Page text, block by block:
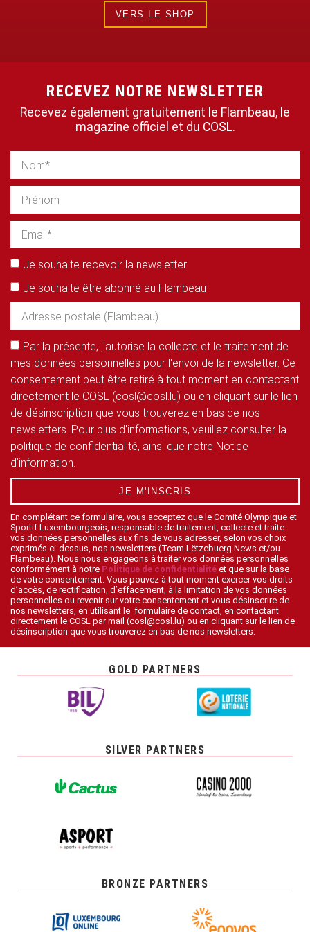
VERS LE SHOP
RECEVEZ NOTRE NEWSLETTER
Recevez également gratuitement le Flambeau, le
magazine officiel et du COSL.
Je souhaite recevoir la newsletter
Je souhaite être abonné au Flambeau
Par la présente, j'autorise la collecte et le traitement de
mes données personnelles pour l'envoi de la newsletter. Ce
consentement peut être retiré à tout moment en contactant
directement le COSL (cosl@cosl.lu) ou en cliquant sur le lien
de désinscription que vous trouverez en bas de nos
newsletters. Pour plus d'informations, veuillez consulter la
politique de confidentialité, ainsi que notre Notice
d'information.
JE M'INSCRIS
En complétant ce formulaire, vous acceptez que le Comité Olympique et
Sportif Luxembourgeois, responsable de traitement, collecte et traite
vos données personnelles aux fins de vous adresser, selon vos choix
exprimés ci-dessus, nos newsletters (Team Lëtzebuerg News et/ou
Flambeau). Nous nous engageons à traiter vos données personnelles
conformément à notre Politique de confidentialité et que sur la base
de votre consentement. Vous pouvez à tout moment exercer vos droits
d’accès, de rectification, d’effacement, à la limitation de vos données
personnelles ou revenir sur votre consentement et vous désinscrire de
nos newsletters, en utilisant le formulaire de contact, en contactant
directement le COSL par mail (cosl@cosl.lu) ou en cliquant sur le lien de
désinscription que vous trouverez en bas de nos newsletters.
GOLD PARTNERS
SILVER PARTNERS
BRONZE PARTNERS